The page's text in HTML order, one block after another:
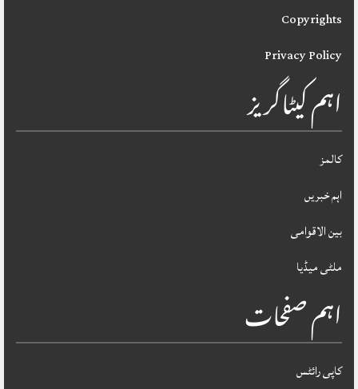
Copyrights
Privacy Policy
اہم کیٹاگریز
کالمز
اہم خبریں
بین الاقوامی
ملٹی میڈیا
اہم صفحات
کاپی رائٹس